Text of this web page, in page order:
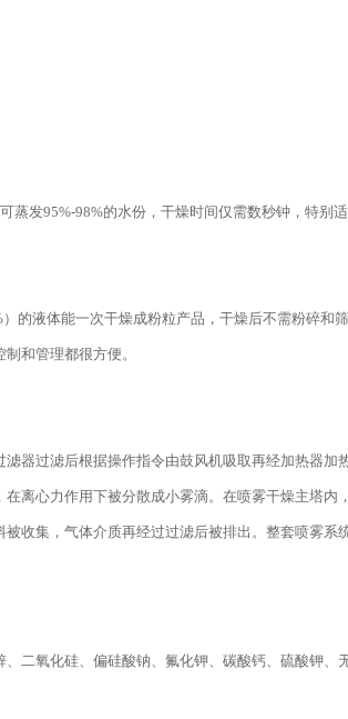
发95%-98%的水份，干燥时间仅需数秒钟，特别
的液体能一次干燥成粉粒产品，干燥后不需粉碎和
和管理都很方便。
过滤后根据操作指令由鼓风机吸取再经加热器加
离心力作用下被分散成小雾滴。在喷雾干燥主塔内
收集，气体介质再经过过滤后被排出。整套喷雾系
二氧化硅、偏硅酸钠、氟化钾、碳酸钙、硫酸钾、